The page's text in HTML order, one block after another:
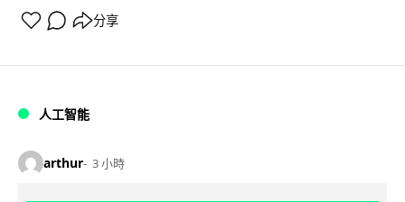
分享
人工智能
arthur 3 小時